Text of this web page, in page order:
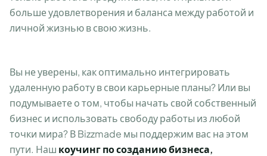
больше удовлетворения и баланса между работой и
личной жизнью в свою жизнь.
Вы не уверены, как оптимально интегрировать
удаленную работу в свои карьерные планы? Или вы
подумываете о том, чтобы начать свой собственный
бизнес и использовать свободу работы из любой
точки мира? В Bizzmade мы поддержим вас на этом
пути. Наш коучинг по созданию бизнеса,